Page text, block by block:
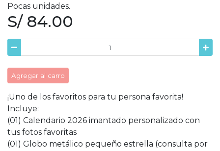
Pocas unidades.
S/ 84.00
Agregar al carro
¡Uno de los favoritos para tu persona favorita!
Incluye:
(01) Calendario 2026 imantado personalizado con
tus fotos favoritas
(01) Globo metálico pequeño estrella (consulta por